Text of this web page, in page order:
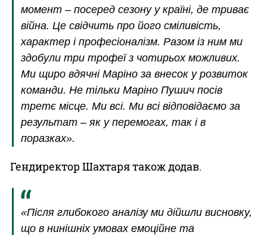
момент – посеред сезону у країні, де триває
війна. Це свідчить про його сміливість,
характер і професіоналізм. Разом із ним ми
здобули три трофеї з чотирьох можливих.
Ми щиро вдячні Маріно за внесок у розвиток
команди. Не тільки Маріно Пушич посів
третє місце. Ми всі. Ми всі відповідаємо за
результат – як у перемогах, так і в
поразках».
Гендиректор Шахтаря також додав.
«Після глибокого аналізу ми дійшли висновку,
що в нинішніх умовах емоційне та